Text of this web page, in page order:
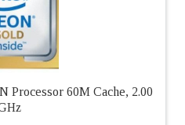
60M Cache, 2.00